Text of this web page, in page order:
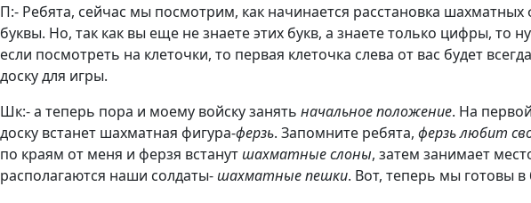
П:- Ребята, сейчас мы посмотрим, как начинается расстановка
буквы. Но, так как вы еще не знаете этих букв, а знаете только цифры,
если посмотреть на клеточки, то первая клеточка слева от вас будет
доску для игры.
Шк:- а теперь пора и моему войску занять начальное положение. На
доску встанет шахматная фигура-ферзь. Запомните ребята, ферзь любит
по краям от меня и ферзя встанут шахматные слоны, затем занимает
располагаются наши солдаты- шахматные пешки. Вот, теперь мы готовы